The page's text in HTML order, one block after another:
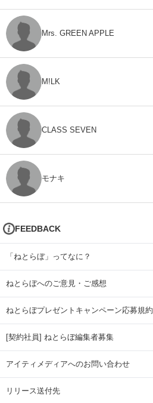
Mrs. GREEN APPLE
M!LK
CLASS SEVEN
モナキ
FEEDBACK
「ねとらぼ」ってなに？
ねとらぼへのご意見・ご感想
ねとらぼプレゼントキャンペーン応募規約
[契約社員] ねとらぼ編集者募集
アイティメディアへのお問い合わせ
リリース送付先